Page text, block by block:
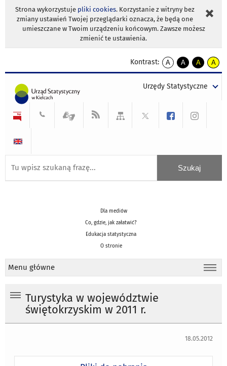
Strona wykorzystuje pliki cookies. Korzystanie z witryny bez
zmiany ustawień Twojej przeglądarki oznacza, że będą one
umieszczane w Twoim urządzeniu końcowym. Zawsze możesz
zmienić te ustawienia.
Kontrast:
A
kontrast
A
kontrast
tekst
czarnym
A
kontrast
tekst
czarnym
A
tekst
żółtym
Urzędy Statystyczne
Dla mediów
Co, gdzie, jak załatwić?
Edukacja statystyczna
O stronie
Menu główne
Turystyka w województwie
świętokrzyskim w 2011 r.
18.05.2012